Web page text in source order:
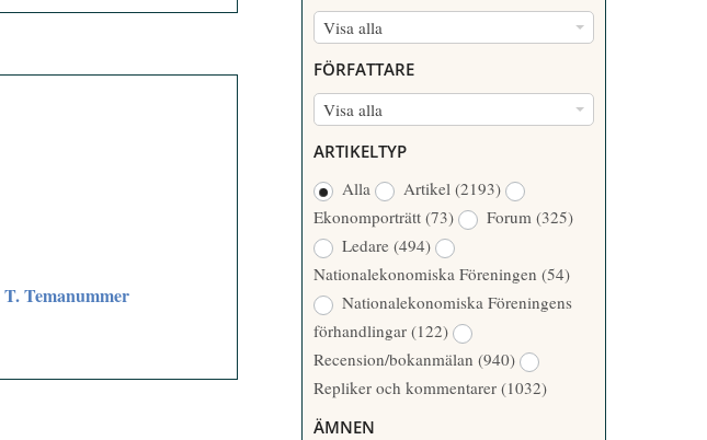
T. Temanummer
Visa alla
N
M
M
/
Å
R
FÖRFATTARE
Visa alla
R
F
A
T
T
A
R
E
ARTIKELTYP
Alla
Artikel (2193)
Ekonomporträtt (73) Forum (325)
Ledare (494)
Nationalekonomiska Föreningen (54)
Nationalekonomiska Föreningens
förhandlingar (122)
Recension/bokanmälan (940)
Repliker och kommentarer (1032)
ÄMNEN